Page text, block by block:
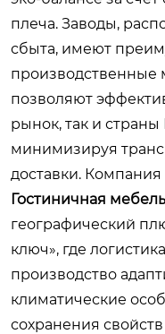
плеча. Заводы,
сбыта, имеют
производственные
позволяют
рынок, так и
минимизируя
доставки. Компания
Гостиничная
географический
ключ», где
производство
климатические
сохранения